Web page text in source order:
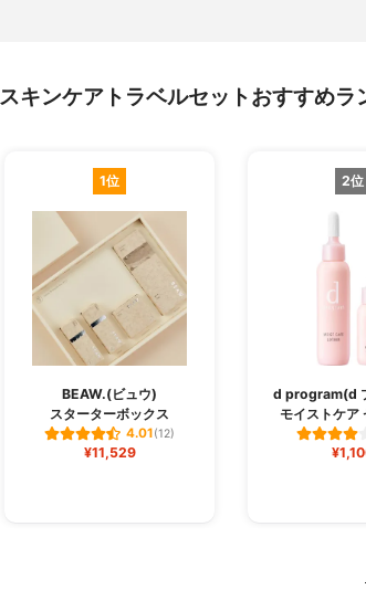
スキンケアトラベルセットおすすめラ
1位
BEAW.(ビュウ)
スターターボックス
4.01(12)
¥11,529
2位
d program(d
モイストケア